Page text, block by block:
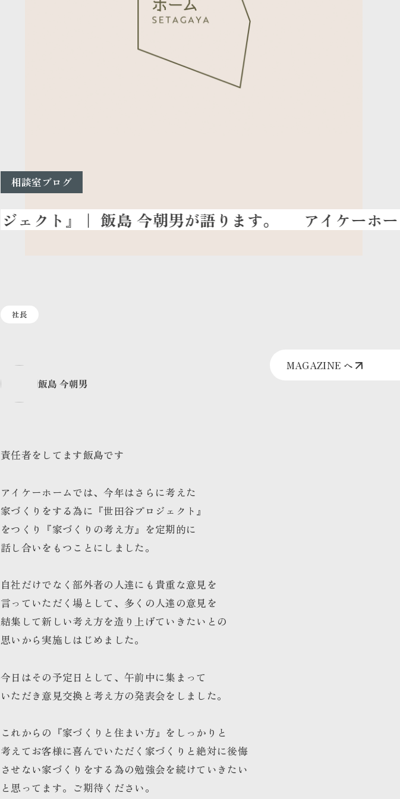
相談室ブログ
アイケーホーム『世
社長
MAGAZINE へ
飯島 今朝男
責任者をしてます飯島です
アイケーホームでは、今年はさらに考えた
家づくりをする為に『世田谷プロジェクト』
をつくり『家づくりの考え方』を定期的に
話し合いをもつことにしました。
自社だけでなく部外者の人達にも貴重な意見を
言っていただく場として、多くの人達の意見を
結集して新しい考え方を造り上げていきたいとの
思いから実施しはじめました。
今日はその予定日として、午前中に集まって
いただき意見交換と考え方の発表会をしました。
これからの『家づくりと住まい方』をしっかりと
考えてお客様に喜んでいただく家づくりと絶対に後悔
させない家づくりをする為の勉強会を続けていきたい
と思ってます。ご期待ください。